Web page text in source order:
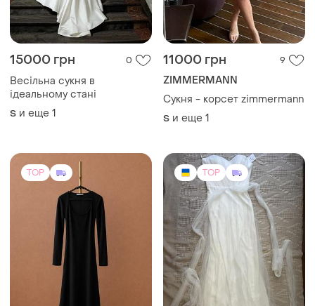
15000 грн 0
Весільна сукня в
ідеальному стані
S и еще 1
11000 грн 9
ZIMMERMANN
Сукня - корсет zimmermann
S и еще 1
TOP TOP